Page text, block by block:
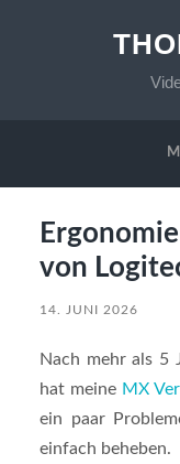
von
14. JUNI 2026
Nach mehr als 5
hat meine MX
ein paar
einfach beheben.